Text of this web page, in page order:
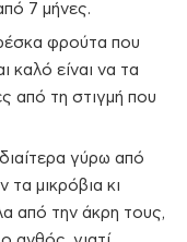
7 μήνες.
φρούτα που
καλό είναι να τα
από τη στιγμή που
γύρω από
μικρόβια κι
από την άκρη τους,